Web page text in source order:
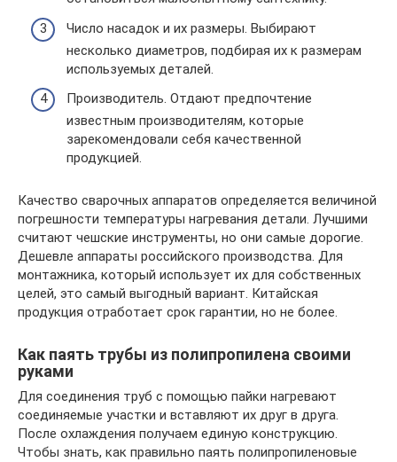
Число насадок и их размеры. Выбирают
несколько диаметров, подбирая их к размерам
используемых деталей.
Производитель. Отдают предпочтение
известным производителям, которые
зарекомендовали себя качественной
продукцией.
Качество сварочных аппаратов определяется величиной
погрешности температуры нагревания детали. Лучшими
считают чешские инструменты, но они самые дорогие.
Дешевле аппараты российского производства. Для
монтажника, который использует их для собственных
целей, это самый выгодный вариант. Китайская
продукция отработает срок гарантии, но не более.
Как паять трубы из полипропилена своими
руками
Для соединения труб с помощью пайки нагревают
соединяемые участки и вставляют их друг в друга.
После охлаждения получаем единую конструкцию.
Чтобы знать, как правильно паять полипропиленовые